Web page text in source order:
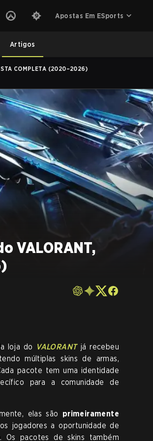
Apostas Em ESports
Artigos
COMPLETA (2020–2026)
VALORANT,
loja do VALORANTjá recebeu
múltiplas skins de armas,
pacote tem uma identidade
para a comunidade de
elas são primeiramente
jogadores a oportunidade de
Os pacotes de skins também